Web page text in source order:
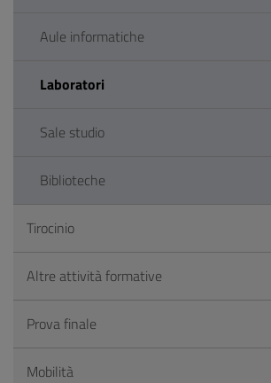
Aule informatiche
Laboratori
Sale studio
Biblioteche
Tirocinio
Altre attività formative
Prova finale
Mobilità